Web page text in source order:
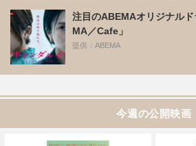
注目のABEMAオリジナル
MA／Cafe」
提供：ABEMA
今週の公開映画